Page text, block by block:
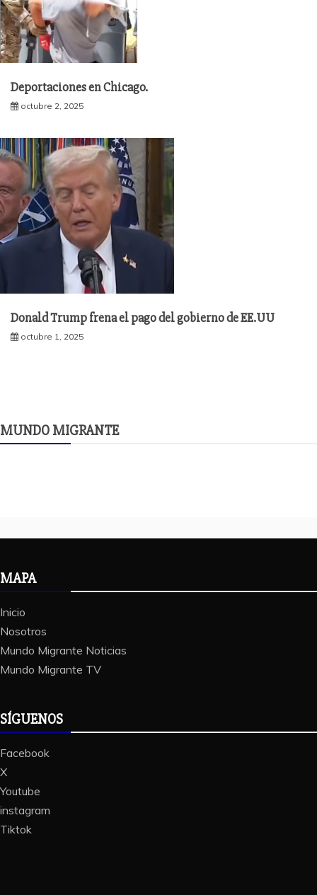
Deportaciones en Chicago.
octubre 2, 2025
Donald Trump frena el pago del gobierno de EE.UU
octubre 1, 2025
MUNDO MIGRANTE
MAPA
Inicio
Nosotros
Mundo Migrante Noticias
Mundo Migrante TV
SÍGUENOS
Facebook
X
Youtube
instagram
Tiktok